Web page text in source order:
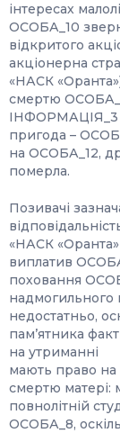
інтересах
ОСОБА_10
відкритого
акціонерна
«НАСК
смертю
ІНФОРМАЦІЯ_3
пригода –
на ОСОБА_12,
померла.
Позивачі
«НАСК «Оранта»
виплатив
поховання
надмогильного
недостатньо,
пам’ятника
на утриманні
мають право на
смертю матері:
повнолітній
ОСОБА_8,